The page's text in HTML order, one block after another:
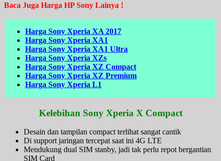
Baca Juga Harga HP Sony Lainya !
Harga Sony Xperia XA 2017
Harga Sony Xperia XA1
Harga Sony Xperia XA1 Ultra
Harga Sony Xperia XZs
Harga Sony Xperia XZ Compact
Harga Sony Xperia XZ Premium
Harga Sony Xperia L1
Kelebihan Sony Xperia X Compact
Desain dan tampilan compact terlihat sangat cantik
Di support jaringan tercepat saat ini 4G LTE
Mendukung dual SIM stanby, jadi tak perlu repot bergantian
SIM Card